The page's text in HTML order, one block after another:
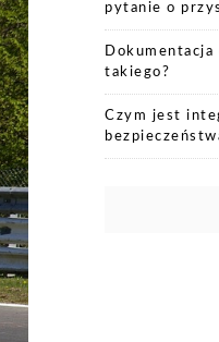
pytanie o
takiego?
Czym jest